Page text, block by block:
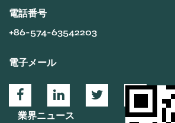
電話番号
+86-574-63542203
電子メール
業界ニュース